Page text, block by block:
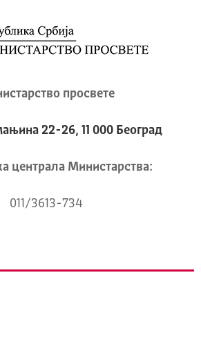
просвете
22-26, 11 000 Београд
централа Mинистарства:
011/3613-734